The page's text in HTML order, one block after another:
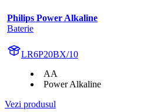
Philips Power Alkaline
Baterie
LR6P20BX/10
AA
Power Alkaline
Vezi produsul